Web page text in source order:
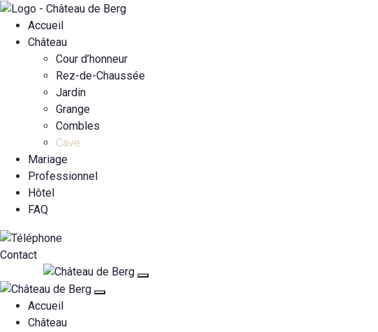
Accueil
Château
Cour d’honneur
Rez-de-Chaussée
Jardin
Grange
Combles
Cave
Mariage
Professionnel
Hôtel
FAQ
Contact
Accueil
Château